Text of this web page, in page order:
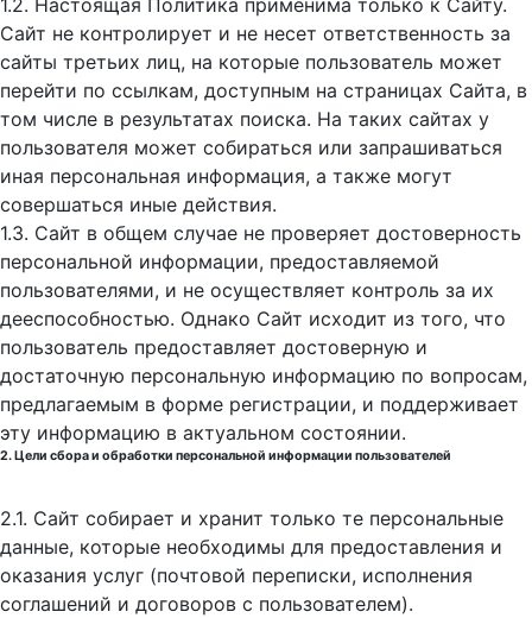
1.2. Настоящая Политика применима только к Сайту.
Сайт не контролирует и не несет ответственность за
сайты третьих лиц, на которые пользователь может
перейти по ссылкам, доступным на страницах Сайта, в
том числе в результатах поиска. На таких сайтах у
пользователя может собираться или запрашиваться
иная персональная информация, а также могут
совершаться иные действия.
1.3. Сайт в общем случае не проверяет достоверность
персональной информации, предоставляемой
пользователями, и не осуществляет контроль за их
дееспособностью. Однако Сайт исходит из того, что
пользователь предоставляет достоверную и
достаточную персональную информацию по вопросам,
предлагаемым в форме регистрации, и поддерживает
эту информацию в актуальном состоянии.
2. Цели сбора и обработки персональной информации пользователей
2.1. Сайт собирает и хранит только те персональные
данные, которые необходимы для предоставления и
оказания услуг (почтовой переписки, исполнения
соглашений и договоров с пользователем).